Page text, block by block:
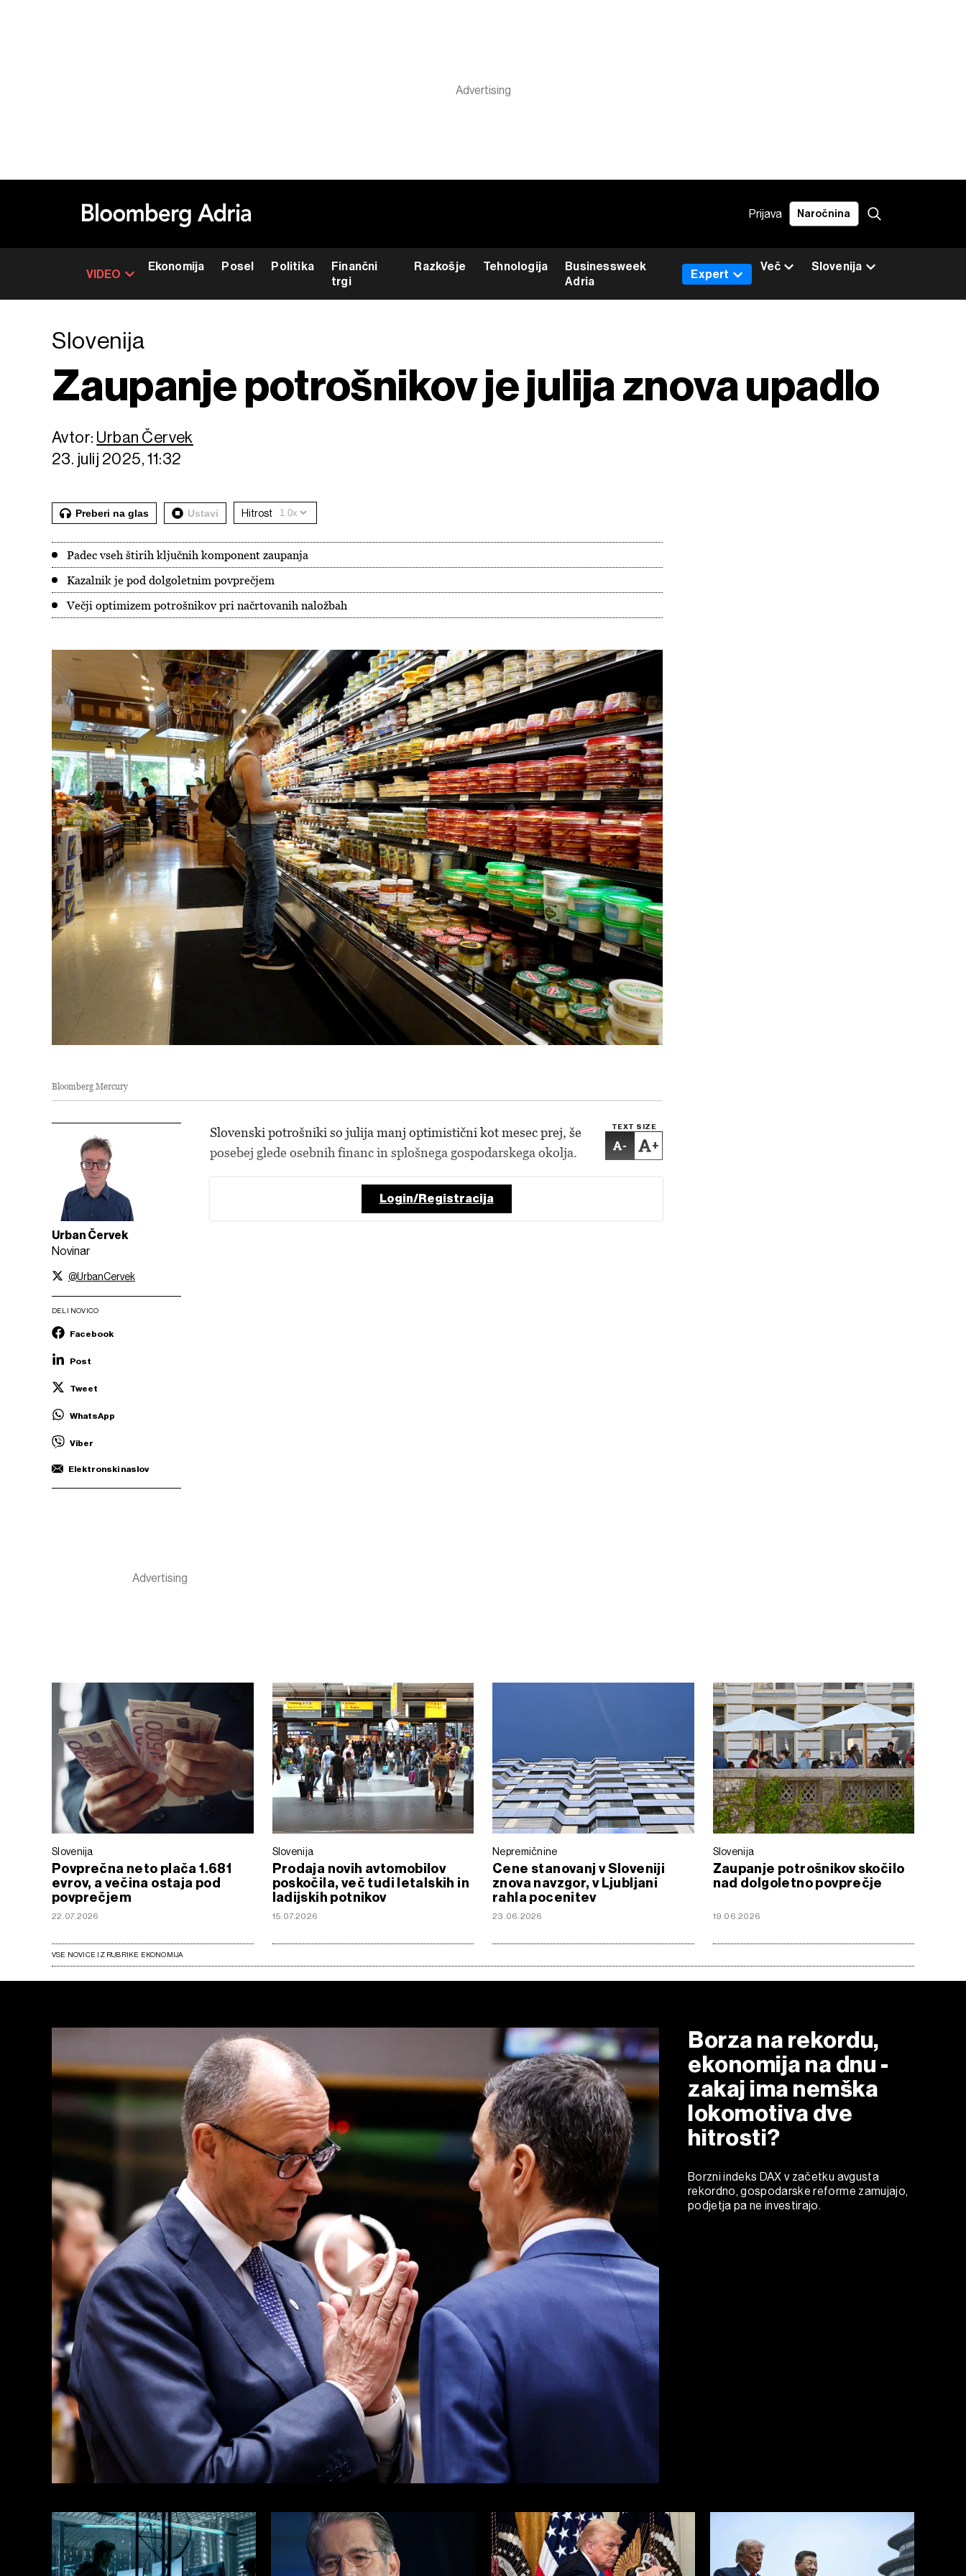
Prijava Naročnina
VIDEO
Ekonomija Posel Politika
Finančni
trgi
Razkošje Tehnologija
Businessweek
Adria
Slovenija
Expert
Več
Slovenija
Zaupanje potrošnikov je julija znova upadlo
Avtor: Urban Červek
23. julij 2025, 11:32
Preberi na glas Ustavi Hitrost
Padec vseh štirih ključnih komponent zaupanja
Kazalnik je pod dolgoletnim povprečjem
Večji optimizem potrošnikov pri načrtovanih naložbah
Bloomberg Mercury
Urban Červek
Novinar
@UrbanCervek
DELI NOVICO
Facebook
Post
Tweet
WhatsApp
Viber
Elektronski naslov
TEXT SIZE
- +
Slovenski potrošniki so julija manj optimistični kot mesec prej, še
posebej glede osebnih financ in splošnega gospodarskega okolja.
Login/Registracija
Slovenija
Povprečna neto plača 1.681
evrov, a večina ostaja pod
povprečjem
22.07.2026
Slovenija
Prodaja novih avtomobilov
poskočila, več tudi letalskih in
ladijskih potnikov
15.07.2026
Nepremičnine
Cene stanovanj v Sloveniji
znova navzgor, v Ljubljani
rahla pocenitev
23.06.2026
Slovenija
Zaupanje potrošnikov skočilo
nad dolgoletno povprečje
19.06.2026
VSE NOVICE IZ RUBRIKE EKONOMIJA
Borza na rekordu,
ekonomija na dnu -
zakaj ima nemška
lokomotiva dve
hitrosti?
Borzni indeks DAX v začetku avgusta
rekordno, gospodarske reforme zamujajo,
podjetja pa ne investirajo.